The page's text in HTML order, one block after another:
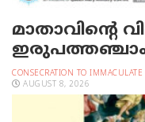
മാതാവിന്റെ
ഇരുപത്തഞ്ചാം
CONSECRATION TO
AUGUST 8, 2026